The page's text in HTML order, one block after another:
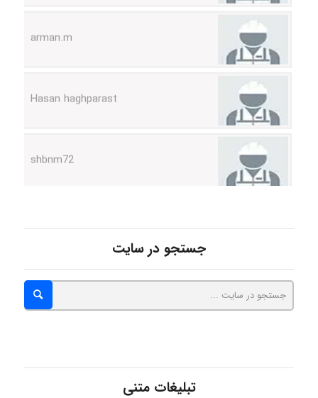
ZAK
vali
جستجو در سایت
تبلیغات متنی